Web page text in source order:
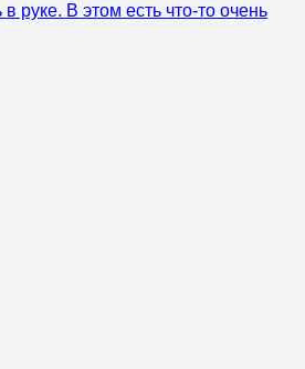
руке. В этом есть что-то очень